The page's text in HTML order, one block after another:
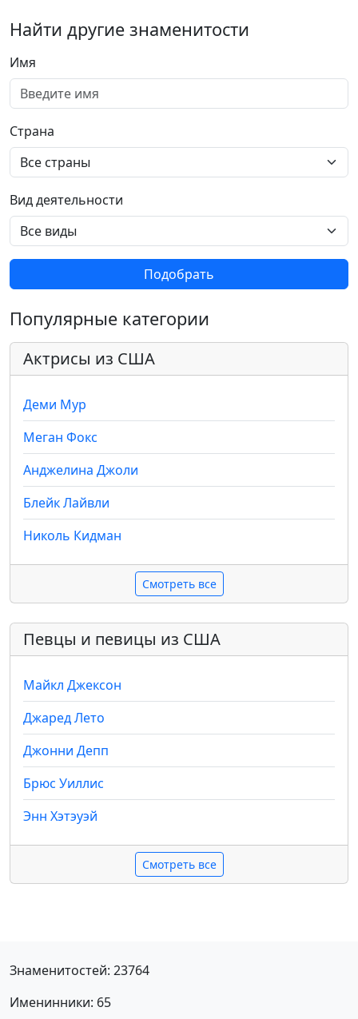
Найти другие знаменитости
Имя
Страна
Вид деятельности
Подобрать
Популярные категории
Актрисы из США
Деми Мур
Меган Фокс
Анджелина Джоли
Блейк Лайвли
Николь Кидман
Смотреть все
Певцы и певицы из США
Майкл Джексон
Джаред Лето
Джонни Депп
Брюс Уиллис
Энн Хэтэуэй
Смотреть все
Знаменитостей: 23764
Именинники: 65